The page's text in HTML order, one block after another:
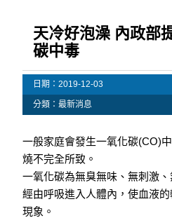
天冷好泡澡 內政部
碳中毒
日期：2019-12-03
分類：最新消息
一般家庭會發生一氧化碳(CO)
燒不完全所致。
一氧化碳為無臭無味、無刺激、
經由呼吸進入人體內，使血液
現象。